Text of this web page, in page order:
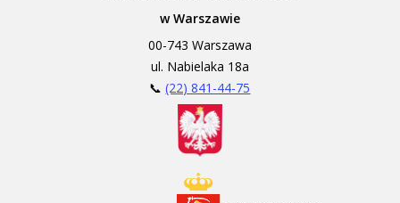
w Warszawie
00-743 Warszawa
ul. Nabielaka 18a
📞(22) 841-44-75